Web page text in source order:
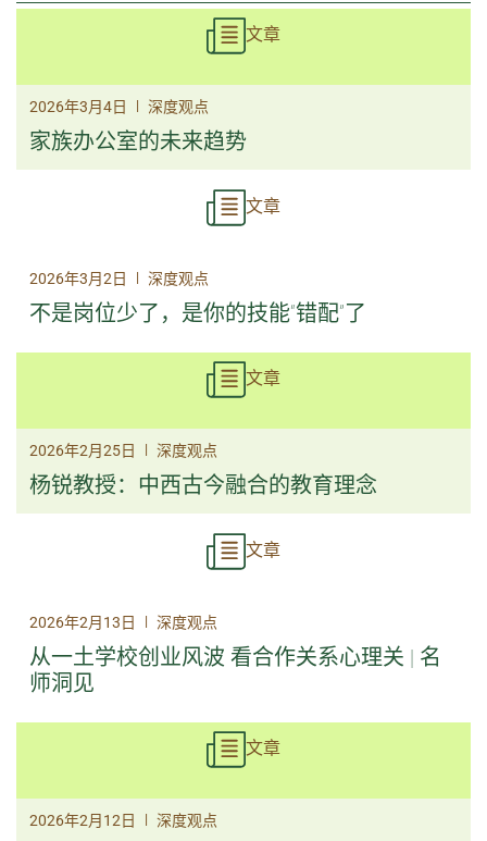
文章
2026年3月4日 | 深度观点
家族办公室的未来趋势
文章
2026年3月2日 | 深度观点
不是岗位少了，是你的技能“错配”了
文章
2026年2月25日 | 深度观点
杨锐教授：中西古今融合的教育理念
文章
2026年2月13日 | 深度观点
从一土学校创业风波 看合作关系心理关 | 名
师洞见
文章
2026年2月12日 | 深度观点